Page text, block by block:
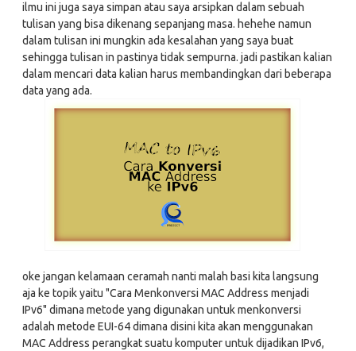
ilmu ini juga saya simpan atau saya arsipkan dalam sebuah
tulisan yang bisa dikenang sepanjang masa. hehehe namun
dalam tulisan ini mungkin ada kesalahan yang saya buat
sehingga tulisan in pastinya tidak sempurna. jadi pastikan kalian
dalam mencari data kalian harus membandingkan dari beberapa
data yang ada.
oke jangan kelamaan ceramah nanti malah basi kita langsung
aja ke topik yaitu "Cara Menkonversi MAC Address menjadi
IPv6" dimana metode yang digunakan untuk menkonversi
adalah metode EUI-64 dimana disini kita akan menggunakan
MAC Address perangkat suatu komputer untuk dijadikan IPv6,